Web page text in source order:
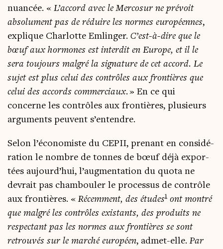
nuan­cée. « L’accord avec le Mer­co­sur ne pré­voit
abso­lu­ment pas de réduire les normes euro­péennes,
explique Char­lotte Emlin­ger. C’est-à-dire que le
bœuf aux hor­mones est inter­dit en Europe, et il le
sera tou­jours mal­gré la signa­ture de cet accord. Le
sujet est plus celui des contrôles aux fron­tières que
celui des accords com­mer­ciaux. » En ce qui
concerne les contrôles aux fron­tières, plu­sieurs
argu­ments peuvent s’entendre.
Selon l’économiste du CEPII, pre­nant en consi­dé­
ra­tion le nombre de tonnes de bœuf déjà expor­
tées aujourd’hui, l’augmentation du quo­ta ne
devrait pas cham­bou­ler le pro­ces­sus de contrôle
aux fron­tières. « Récem­ment, des études1 ont mon­tré
que mal­gré les contrôles exis­tants, des pro­duits ne
res­pec­tant pas les normes aux fron­tières se sont
retrou­vés sur le mar­ché euro­péen, admet-elle. Par